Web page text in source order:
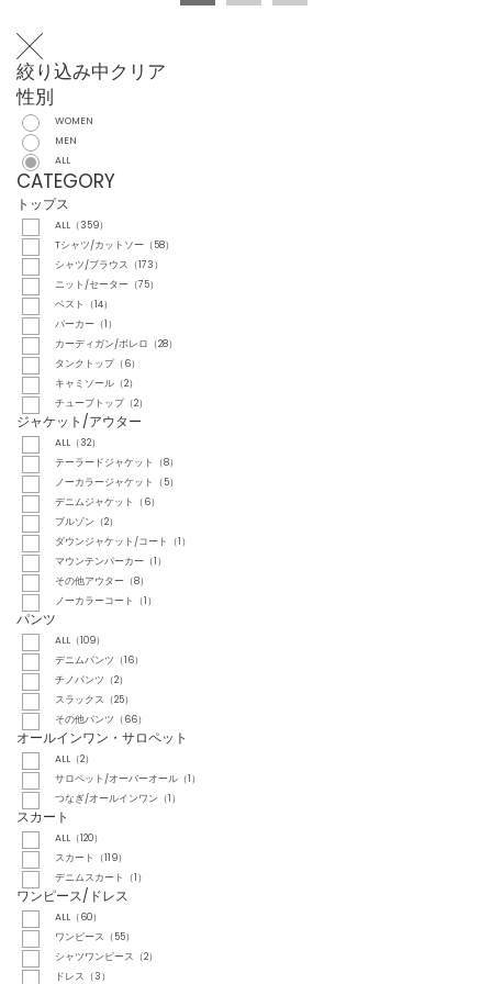
絞り込み中クリア
性別
WOMEN
MEN
ALL
CATEGORY
トップス
ALL（359）
Tシャツ/カットソー（58）
シャツ/ブラウス（173）
ニット/セーター（75）
ベスト（14）
パーカー（1）
カーディガン/ボレロ（28）
タンクトップ（6）
キャミソール（2）
チューブトップ（2）
ジャケット/アウター
ALL（32）
テーラードジャケット（8）
ノーカラージャケット（5）
デニムジャケット（6）
ブルゾン（2）
ダウンジャケット/コート（1）
マウンテンパーカー（1）
その他アウター（8）
ノーカラーコート（1）
パンツ
ALL（109）
デニムパンツ（16）
チノパンツ（2）
スラックス（25）
その他パンツ（66）
オールインワン・サロペット
ALL（2）
サロペット/オーバーオール（1）
つなぎ/オールインワン（1）
スカート
ALL（120）
スカート（119）
デニムスカート（1）
ワンピース/ドレス
ALL（60）
ワンピース（55）
シャツワンピース（2）
ドレス（3）